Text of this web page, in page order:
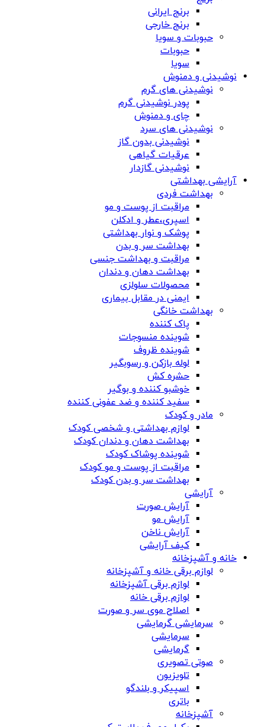
برنج ایرانی
برنج خارجی
حبوبات و سویا
حبوبات
سویا
نوشیدنی و دمنوش
نوشیدنی های گرم
پودر نوشیدنی گرم
چای و دمنوش
نوشیدنی های سرد
نوشیدنی بدون گاز
عرقیات گیاهی
نوشیدنی گازدار
آرایشی بهداشتی
بهداشت فردی
مراقبت از پوست و مو
اسپری،عطر و ادکلن
پوشک و نوار بهداشتی
بهداشت سر و بدن
مراقبت و بهداشت جنسی
بهداشت دهان و دندان
محصولات سلولزی
ایمنی در مقابل بیماری
بهداشت خانگی
پاک کننده
شوینده منسوجات
شوینده ظروف
لوله بازکن و رسوبگیر
حشره کش
خوشبو کننده و بوگیر
سفید کننده و ضد عفونی کننده
مادر و کودک
لوازم بهداشتی و شخصی کودک
بهداشت دهان و دندان کودک
شوینده پوشاک کودک
مراقبت از پوست و مو کودک
بهداشت سر و بدن کودک
آرایشی
آرایش صورت
آرایش مو
آرایش ناخن
کیف آرایشی
خانه و آشپزخانه
لوازم برقی خانه و آشپزخانه
لوازم برقی آشپزخانه
لوازم برقی خانه
اصلاح موی سر و صورت
سرمایشی گرمایشی
سرمایشی
گرمایشی
صوتی تصویری
تلویزیون
اسپیکر و بلندگو
باتری
آشپزخانه